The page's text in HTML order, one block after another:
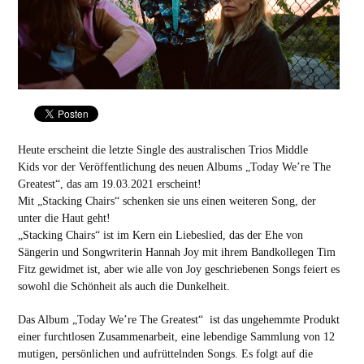
Heute erscheint die letzte Single des australischen Trios Middle
Kids vor der Veröffentlichung des neuen Albums
„Today We’re The
Greatest“, das am 19.03.2021 erscheint!
Mit „Stacking Chairs“ schenken sie uns einen weiteren Song, der
unter die Haut geht!
„Stacking Chairs“ ist im Kern ein Liebeslied, das der Ehe von
Sängerin und Songwriterin Hannah Joy mit ihrem Bandkollegen Tim
Fitz gewidmet ist, aber wie alle von Joy geschriebenen Songs feiert es
sowohl die Schönheit als auch die Dunkelheit.
Das Album „Today We’re The Greatest“ ist das ungehemmte Produkt
einer furchtlosen Zusammenarbeit, eine lebendige Sammlung von 12
mutigen, persönlichen und aufrüttelnden Songs. Es folgt auf die